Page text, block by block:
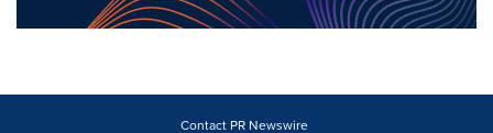
Contact PR Newswire